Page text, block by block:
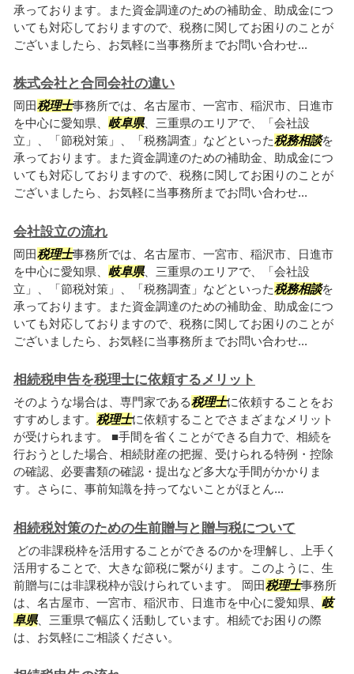
承っております。また資金調達のための補助金、助成金につ
いても対応しておりますので、税務に関してお困りのことが
ございましたら、お気軽に当事務所までお問い合わせ...
株式会社と合同会社の違い
岡田税理士事務所では、名古屋市、一宮市、稲沢市、日進市
を中心に愛知県、 岐阜県、三重県のエリアで、「会社設
立」、「節税対策」、「税務調査」などといった税務相談を
承っております。また資金調達のための補助金、助成金につ
いても対応しておりますので、税務に関してお困りのことが
ございましたら、お気軽に当事務所までお問い合わせ...
会社設立の流れ
岡田税理士事務所では、名古屋市、一宮市、稲沢市、日進市
を中心に愛知県、 岐阜県、三重県のエリアで、「会社設
立」、「節税対策」、「税務調査」などといった税務相談を
承っております。また資金調達のための補助金、助成金につ
いても対応しておりますので、税務に関してお困りのことが
ございましたら、お気軽に当事務所までお問い合わせ...
相続税申告を税理士に依頼するメリット
そのような場合は、専門家である税理士に依頼することをお
すすめします。 税理士に依頼することでさまざまなメリット
が受けられます。 ■手間を省くことができる自力で、相続を
行おうとした場合、相続財産の把握、受けられる特例・控除
の確認、必要書類の確認・提出など多大な手間がかかりま
す。さらに、事前知識を持ってないことがほとん...
相続税対策のための生前贈与と贈与税について
どの非課税枠を活用することができるのかを理解し、上手く
活用することで、大きな節税に繋がります。このように、生
前贈与には非課税枠が設けられています。 岡田税理士事務所
は、名古屋市、一宮市、稲沢市、日進市を中心に愛知県、 岐
阜県、三重県で幅広く活動しています。相続でお困りの際
は、お気軽にご相談ください。